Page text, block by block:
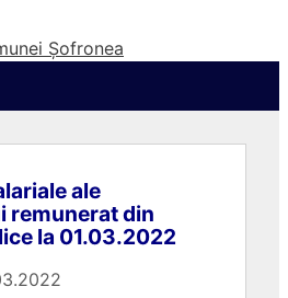
ale
remunerat din
la 01.03.2022